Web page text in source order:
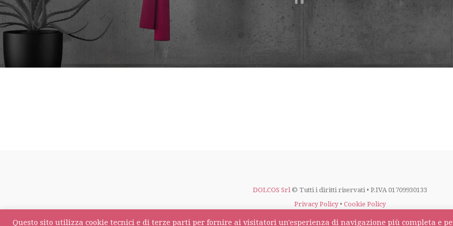
DOLCOS Srl© Tutti i diritti riservati • P.IVA 01709930133
Privacy Policy• Cookie Policy
Questo sito utilizza cookie tecnici e di terze parti per fornire ai visitatori un'esperienza di navigazione più completa e